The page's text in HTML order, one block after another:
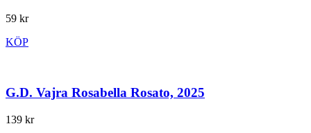
59 kr
KÖP
G.D. Vajra Rosabella Rosato, 2025
139 kr